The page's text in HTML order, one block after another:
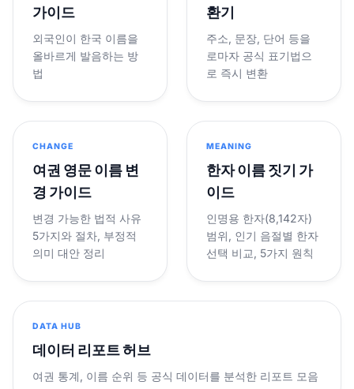
가이드
외국인이 한국 이름을
올바르게 발음하는 방
법
환기
주소, 문장, 단어 등을
로마자 공식 표기법으
로 즉시 변환
CHANGE
여권 영문 이름 변
경 가이드
변경 가능한 법적 사유
5가지와 절차, 부정적
의미 대안 정리
MEANING
한자 이름 짓기 가
이드
인명용 한자(8,142자)
범위, 인기 음절별 한자
선택 비교, 5가지 원칙
DATA HUB
데이터 리포트 허브
여권 통계, 이름 순위 등 공식 데이터를 분석한 리포트 모음